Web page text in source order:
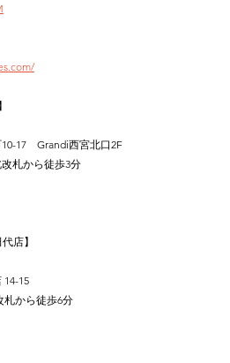
17　Grandi西宮北口2F
札から徒歩3分
店】
14-15
札から徒歩6分